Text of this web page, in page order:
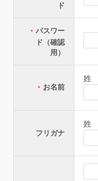
ド
＊ パスワー
ド（確認
用）
＊ お名前
姓
フリガナ
姓